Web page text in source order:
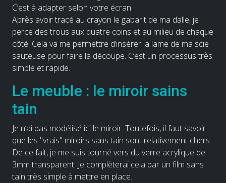
C’est à adapter selon votre écran.
Après avoir tracé au crayon le gabarit de ma dalle, je
perce des trous aux quatre coins et au milieu de chaque
côté. Cela va me permettre d’insérer la lame de ma scie
sauteuse pour faire la découpe. C’est un processus très
simple et rapide.
Le meuble : le miroir sains
tain
Je n’ai pas modélisé ici le miroir. Toutefois, il faut savoir
que les "vrais" miroirs sans tain sont relativement chers.
De ce fait, je me suis tourné vers du verre acrylique de
3mm transparent. Je complèterai cela par un film sans
tain très simple à mettre en place.